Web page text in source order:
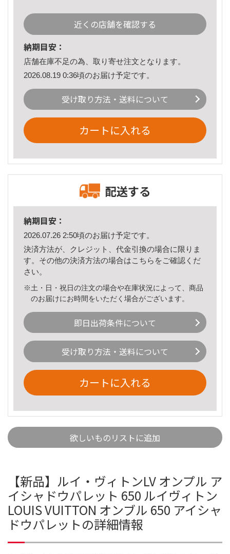
近くの店舗を確認する
納期目安：
店舗在庫不足の為、取り寄せ注文となります。
2026.08.19 0:36頃のお届け予定です。
受け取り方法・送料について
カートに入れる
配送する
納期目安：
2026.07.26 2:50頃のお届け予定です。
決済方法が、クレジット、代金引換の場合に限りま
す。その他の決済方法の場合はこちら をご確認くだ
さい。
※土・日・祝日の注文の場合や在庫状況によって、商品
のお届けにお時間をいただく場合がございます。
即日出荷条件について
受け取り方法・送料について
カートに入れる
欲しいものリストに追加
【新品】ルイ・ヴィトンLV オンプル ア
イシャドウパレット 650 ルイヴィトン
LOUIS VUITTON オンブル 650 アイシャ
ドウパレットの詳細情報